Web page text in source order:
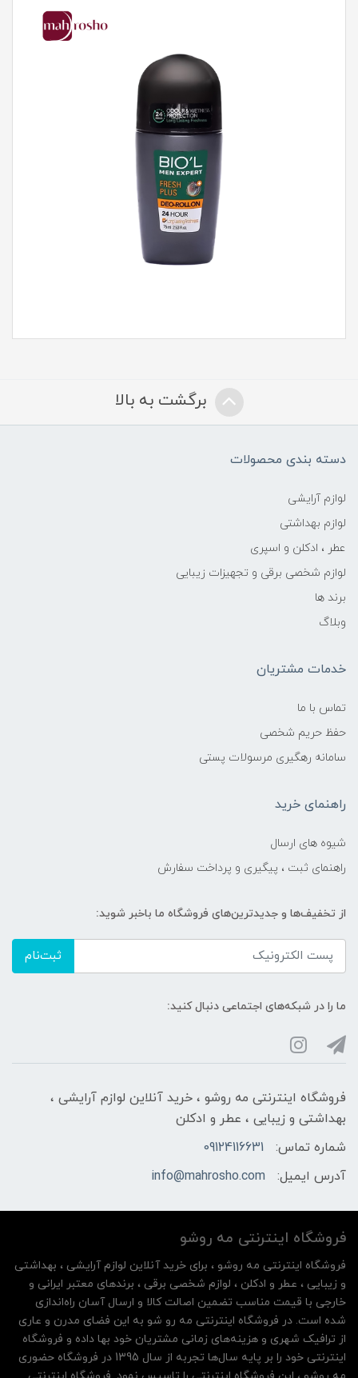
برگشت به بالا
دسته بندی محصولات
لوازم آرایشی
لوازم بهداشتی
عطر ، ادکلن و اسپری
لوازم شخصی برقی و تجهیزات زیبایی
برند ها
وبلاگ
خدمات مشتریان
تماس با ما
حفظ حریم شخصی
سامانه رهگیری مرسولات پستی
راهنمای خرید
شیوه های ارسال
راهنمای ثبت ، پیگیری و پرداخت سفارش
از تخفیف‌ها و جدیدترین‌های فروشگاه ما باخبر شوید:
ثبت‌نام
ما را در شبکه‌های اجتماعی دنبال کنید:
فروشگاه اینترنتی مه‌ رو‌شو ، خرید آنلاین لوازم آرایشی ،
بهداشتی و زیبایی ، عطر و ادکلن
شماره تماس:
09124116631
آدرس ایمیل:
info@mahrosho.com
فروشگاه اینترنتی مه‌ رو‌شو
فروشگاه اینترنتی مه‌ رو‌شو ، برای خرید آنلاین لوازم آرایشی ، بهداشتی
و زیبایی ، عطر و ادکلن ، لوازم شخصی برقی ، برندهای معتبر ایرانی و
خارجی با قیمت مناسب تضمین اصالت کالا و ارسال آسان راه‌اندازی
شده است. در فروشگاه اینترنتی مه رو شو به این فضای مدرن و عاری
از ترافیک شهری و هزینه‌های زمانی مشتریان خود بها داده و فروشگاه
اینترنتی خود را بر پایه سال‌ها تجربه از سال 1395 در فروشگاه حضوری